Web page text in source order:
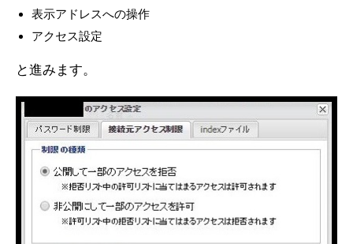
表示アドレスへの操作
アクセス設定
と進みます。